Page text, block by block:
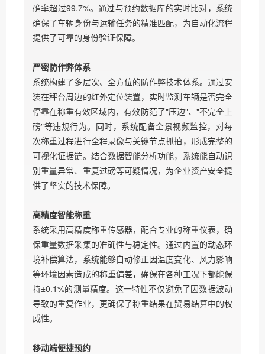
确率超过99.7%。通过与预约数据库的实时比对，系统
确保了车辆身份与运输任务的精准匹配，为自动化流程
提供了可靠的身份验证保障。
严密防作弊体系
系统构建了多层次、全方位的防作弊技术体系。通过安
装在秤台周边的红外定位装置，实时监测车辆是否完全
停靠在称重有效区域内，有效防范了"压边"、"不完全上
磅"等违规行为。同时，系统配备全景视频监控，对每
次称重过程进行全程录像与关键节点抓拍，形成完整的
可视化证据链。结合数据智能分析功能，系统能自动识
别重量异常、重复过磅等可疑情况，为企业资产安全提
供了坚实的技术保障。
高精度智能称重
系统采用高精度称重传感器，配合专业的称重仪表，确
保重量数据采集的准确性与稳定性。通过内置的动态环
境补偿算法，系统能够自动修正因温度变化、风力影响
等环境因素造成的称重偏差，确保在各种工况下都能保
持±0.1%的测量精度。这一特性不仅避免了因数据波动
导致的重复作业，更确保了称重结果在贸易结算中的权
威性。
移动端便捷预约